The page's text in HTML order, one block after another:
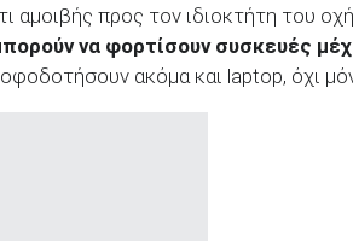
αμοιβής προς τον ιδιοκτήτη του
να φορτίσουν συσκευές
ακόμα και laptop, όχι